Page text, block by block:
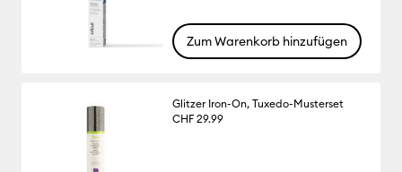
Zum Warenkorb hinzufügen
Glitzer Iron-On, Tuxedo-Musterset
CHF 29.99